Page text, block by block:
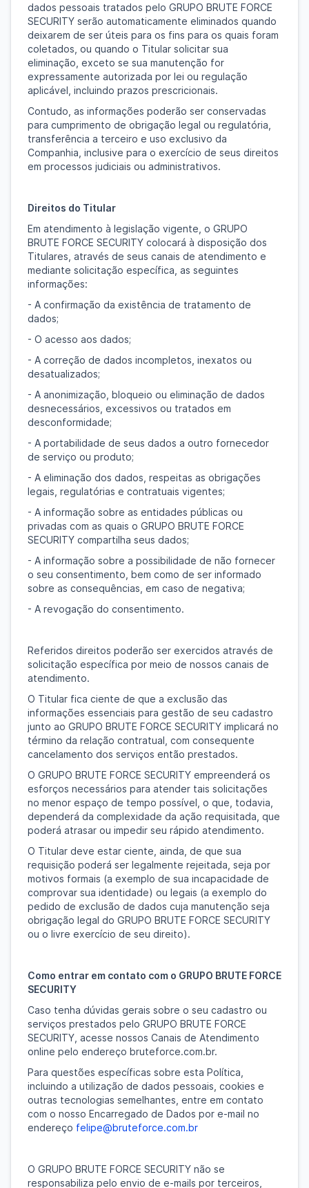
dados pessoais tratados pelo GRUPO BRUTE FORCE
SECURITY serão automaticamente eliminados quando
deixarem de ser úteis para os fins para os quais foram
coletados, ou quando o Titular solicitar sua
eliminação, exceto se sua manutenção for
expressamente autorizada por lei ou regulação
aplicável, incluindo prazos prescricionais.
Contudo, as informações poderão ser conservadas
para cumprimento de obrigação legal ou regulatória,
transferência a terceiro e uso exclusivo da
Companhia, inclusive para o exercício de seus direitos
em processos judiciais ou administrativos.
Direitos do Titular
Em atendimento à legislação vigente, o GRUPO
BRUTE FORCE SECURITY colocará à disposição dos
Titulares, através de seus canais de atendimento e
mediante solicitação específica, as seguintes
informações:
- A confirmação da existência de tratamento de
dados;
- O acesso aos dados;
- A correção de dados incompletos, inexatos ou
desatualizados;
- A anonimização, bloqueio ou eliminação de dados
desnecessários, excessivos ou tratados em
desconformidade;
- A portabilidade de seus dados a outro fornecedor
de serviço ou produto;
- A eliminação dos dados, respeitas as obrigações
legais, regulatórias e contratuais vigentes;
- A informação sobre as entidades públicas ou
privadas com as quais o GRUPO BRUTE FORCE
SECURITY compartilha seus dados;
- A informação sobre a possibilidade de não fornecer
o seu consentimento, bem como de ser informado
sobre as consequências, em caso de negativa;
- A revogação do consentimento.
Referidos direitos poderão ser exercidos através de
solicitação específica por meio de nossos canais de
atendimento.
O Titular fica ciente de que a exclusão das
informações essenciais para gestão de seu cadastro
junto ao GRUPO BRUTE FORCE SECURITY implicará no
término da relação contratual, com consequente
cancelamento dos serviços então prestados.
O GRUPO BRUTE FORCE SECURITY empreenderá os
esforços necessários para atender tais solicitações
no menor espaço de tempo possível, o que, todavia,
dependerá da complexidade da ação requisitada, que
poderá atrasar ou impedir seu rápido atendimento.
O Titular deve estar ciente, ainda, de que sua
requisição poderá ser legalmente rejeitada, seja por
motivos formais (a exemplo de sua incapacidade de
comprovar sua identidade) ou legais (a exemplo do
pedido de exclusão de dados cuja manutenção seja
obrigação legal do GRUPO BRUTE FORCE SECURITY
ou o livre exercício de seu direito).
Como entrar em contato com o GRUPO BRUTE FORCE
SECURITY
Caso tenha dúvidas gerais sobre o seu cadastro ou
serviços prestados pelo GRUPO BRUTE FORCE
SECURITY, acesse nossos Canais de Atendimento
online pelo endereço bruteforce.com.br.
Para questões específicas sobre esta Política,
incluindo a utilização de dados pessoais, cookies e
outras tecnologias semelhantes, entre em contato
com o nosso Encarregado de Dados por e-mail no
endereço felipe@bruteforce.com.br
O GRUPO BRUTE FORCE SECURITY não se
responsabiliza pelo envio de e-mails por terceiros,